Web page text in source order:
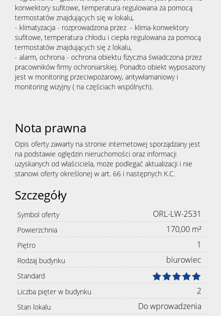
konwektory sufitowe, temperatura regulowana za pomocą
termostatów znajdujących się w lokalu,
- klimatyzacja - rozprowadzona przez - klima-konwektory
sufitowe, temperatura chłodu i ciepła regulowana za pomocą
termostatów znajdujących się z lokalu,
- alarm, ochrona - ochrona obiektu fizyczna świadczona przez
pracowników firmy ochroniarskiej. Ponadto obiekt wyposażony
jest w monitoring przeciwpożarowy, antywłamaniowy i
monitoring wizyjny ( na częściach wspólnych).
Nota prawna
Opis oferty zawarty na stronie internetowej sporządzany jest
na podstawie oględzin nieruchomości oraz informacji
uzyskanych od właściciela, może podlegać aktualizacji i nie
stanowi oferty określonej w art. 66 i następnych K.C.
Szczegóły
Symbol oferty ORL-LW-2531
Powierzchnia 170,00 m²
Piętro 1
Rodzaj budynku biurowiec
Standard
Liczba pięter w budynku
2
Stan lokalu Do wprowadzenia